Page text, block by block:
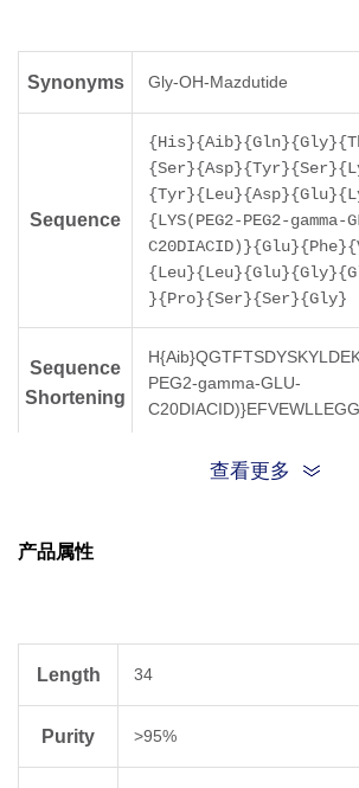
Synonyms Gly-OH-Mazdutide
Sequence
{LYS(PEG2-PEG2-gamma-
}{Pro}{Ser}{Ser}{Gly}
Sequence
Shortening
PEG2-gamma-GLU-
查看更多
产品属性
Length 34
Purity >95%